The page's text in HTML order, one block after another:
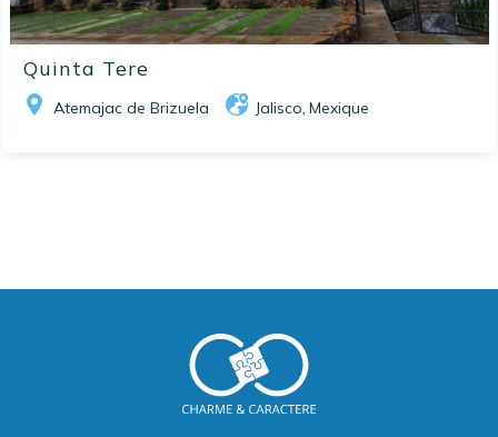
Quinta Tere
Atemajac de Brizuela Jalisco, Mexique